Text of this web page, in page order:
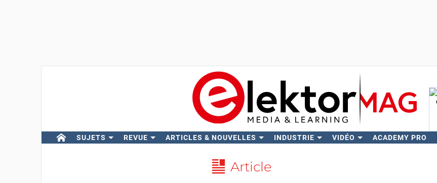
SUJETS REVUE ARTICLES & NOUVELLES INDUSTRIE VIDÉO ACADEMY PRO
Article